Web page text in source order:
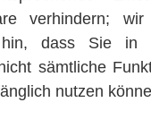
verhindern;
dass Sie in
sämtliche
nutzen